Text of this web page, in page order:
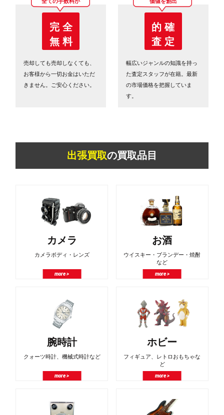
完 全
無 料
売却しても売却しなくても、
お客様から一切お金はいただ
きません。ご安心ください。
的 確
査 定
幅広いジャンルの知識を持っ
た査定スタッフが在籍。最新
の市場価格を把握していま
す。
出張買取の買取品目
カメラ
カメラボディ・レンズ
more >
お酒
ウイスキー・ブランデー・焼酎
など
more >
腕時計
クォーツ時計、機械式時計など
more >
ホビー
フィギュア、レトロおもちゃな
ど
more >